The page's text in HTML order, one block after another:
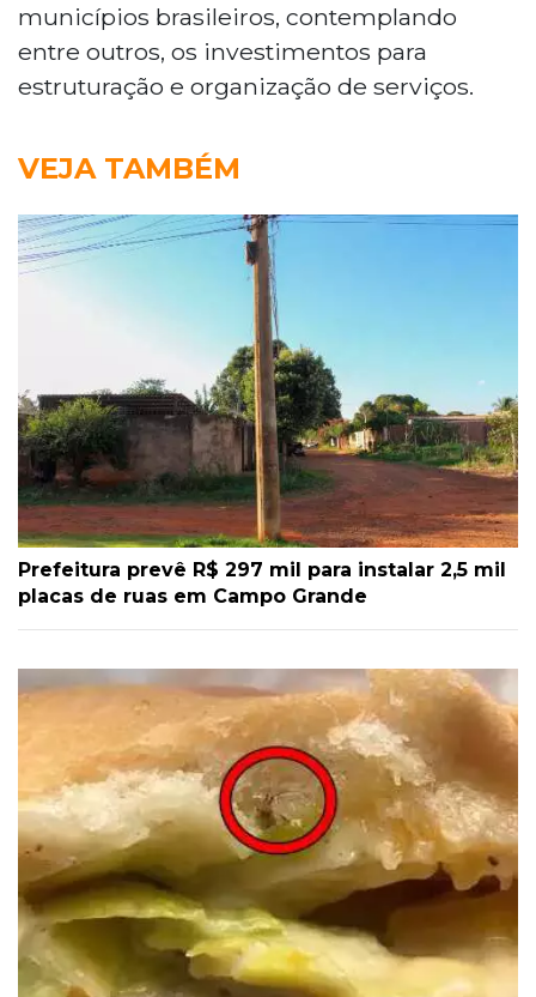
municípios brasileiros, contemplando
entre outros, os investimentos para
estruturação e organização de serviços.
VEJA TAMBÉM
Prefeitura prevê R$ 297 mil para instalar 2,5 mil
placas de ruas em Campo Grande